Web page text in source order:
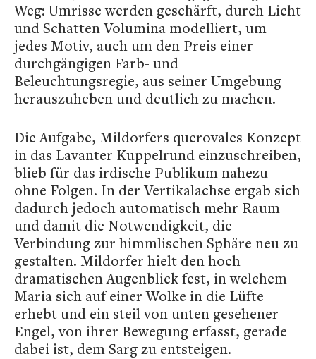
Weg: Umrisse werden geschärft, durch Licht
und Schatten Volumina modelliert, um
jedes Motiv, auch um den Preis einer
durchgängigen Farb- und
Beleuchtungsregie, aus seiner Umgebung
herauszuheben und deutlich zu machen.
Die Aufgabe, Mildorfers querovales Konzept
in das Lavanter Kuppelrund einzuschreiben,
blieb für das irdische Publikum nahezu
ohne Folgen. In der Vertikalachse ergab sich
dadurch jedoch automatisch mehr Raum
und damit die Notwendigkeit, die
Verbindung zur himmlischen Sphäre neu zu
gestalten. Mildorfer hielt den hoch
dramatischen Augenblick fest, in welchem
Maria sich auf einer Wolke in die Lüfte
erhebt und ein steil von unten gesehener
Engel, von ihrer Bewegung erfasst, gerade
dabei ist, dem Sarg zu entsteigen.